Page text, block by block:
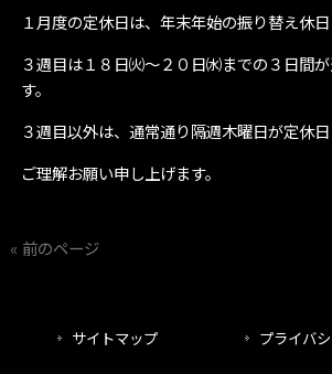
１月度の定休日は、年末年始の振り替え休
３週目は１８日㈫～２０日㈬までの３日間
す。
３週目以外は、通常通り隔週木曜日が定休日
ご理解お願い申し上げます。
« 前のページ
サイトマップ プライバ